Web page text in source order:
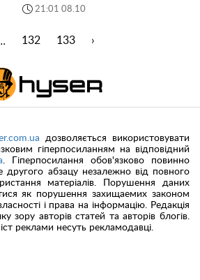
21:01 08.10
132 133 ›
дозволяється використовувати
гіперпосиланням на відповідний
. Гіперпосилання обов'язково повинно
другого абзацу незалежно від повного
матеріалів. Порушення даних
як порушення захищаемих законом
і права на інформацію. Редакція
зору авторів статей та авторів блогів.
реклами несуть рекламодавці.